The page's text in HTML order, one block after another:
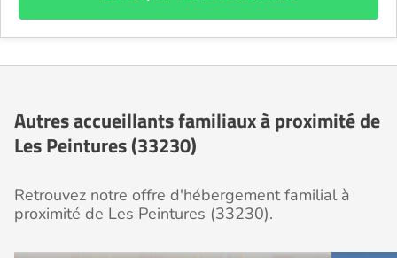
Autres accueillants familiaux à proximité de
Les Peintures (33230)
Retrouvez notre offre d'hébergement familial à
proximité de Les Peintures (33230).